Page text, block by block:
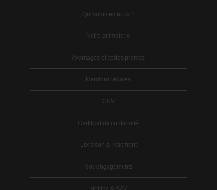
Qui sommes nous ?
Notre animalerie
Avantages et codes promos
Mentions légales
CGV
Certificat de conformité
Livraison & Paiement
Nos engagements
Hotline & SAV